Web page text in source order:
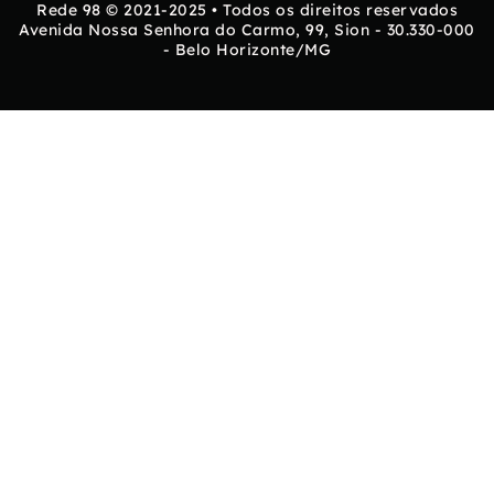
Rede 98 © 2021-2025 • Todos os direitos reservados
Avenida Nossa Senhora do Carmo, 99, Sion - 30.330-000
- Belo Horizonte/MG